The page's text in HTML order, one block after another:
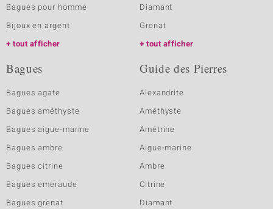
Bagues pour homme
Bijoux en argent
tout afficher
Diamant
Grenat
tout afficher
Bagues
Bagues agate
Bagues améthyste
Bagues aigue-marine
Bagues ambre
Bagues citrine
Bagues emeraude
Bagues grenat
Guide des Pierres
Alexandrite
Améthyste
Amétrine
Aigue-marine
Ambre
Citrine
Diamant